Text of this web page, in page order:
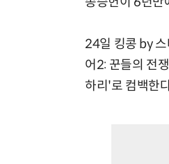
24일 킹콩 by
어2: 꾼들의 전
하리'로 컴백한